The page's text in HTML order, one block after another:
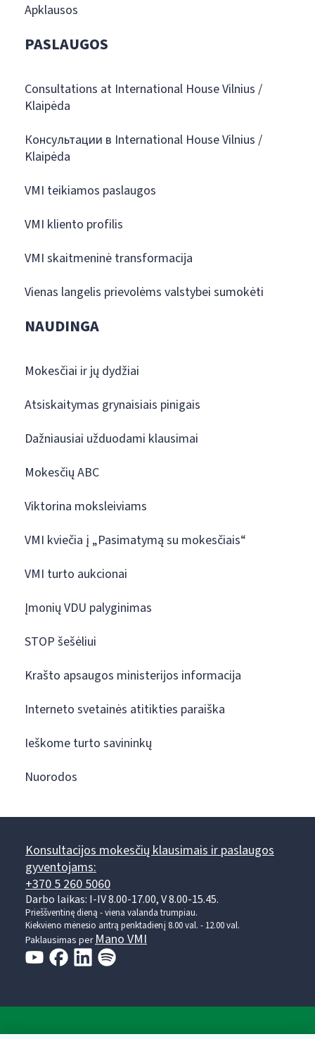
Apklausos
PASLAUGOS
Consultations at International House Vilnius /
Klaipėda
Консультации в International House Vilnius /
Klaipėda
VMI teikiamos paslaugos
VMI kliento profilis
VMI skaitmeninė transformacija
Vienas langelis prievolėms valstybei sumokėti
NAUDINGA
Mokesčiai ir jų dydžiai
Atsiskaitymas grynaisiais pinigais
Dažniausiai užduodami klausimai
Mokesčių ABC
Viktorina moksleiviams
VMI kviečia į „Pasimatymą su mokesčiais“
VMI turto aukcionai
Įmonių VDU palyginimas
STOP šešėliui
Krašto apsaugos ministerijos informacija
Interneto svetainės atitikties paraiška
Ieškome turto savininkų
Nuorodos
Konsultacijos mokesčių klausimais ir paslaugos
gyventojams:
+370 5 260 5060
Darbo laikas: I-IV 8.00-17.00, V 8.00-15.45.
Prieššventinę dieną - viena valanda trumpiau.
Kiekvieno mėnesio antrą penktadienį 8.00 val. - 12.00 val.
Paklausimas per Mano VMI